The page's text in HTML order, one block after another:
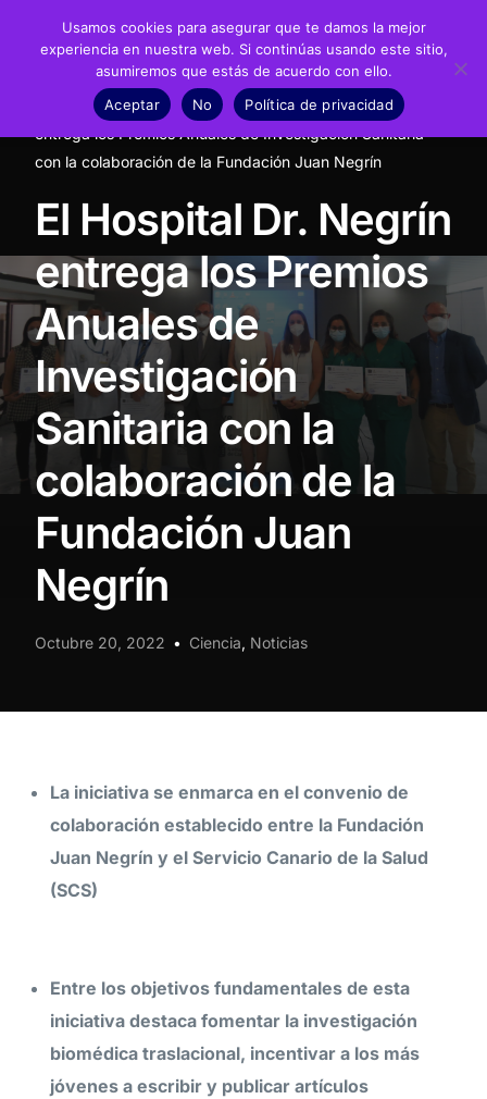
Noticias Ciencia
El Hospital Dr. Negrín
entrega los Premios Anuales de Investigación Sanitaria
con la colaboración de la Fundación Juan Negrín
El Hospital Dr. Negrín
entrega los Premios
Anuales de
Investigación
Sanitaria con la
colaboración de la
Fundación Juan
Negrín
Octubre 20, 2022 Ciencia, Noticias
La iniciativa se enmarca en el convenio de
colaboración establecido entre la Fundación
Juan Negrín y el Servicio Canario de la Salud
(SCS)
Entre los objetivos fundamentales de esta
iniciativa destaca fomentar la investigación
biomédica traslacional, incentivar a los más
jóvenes a escribir y publicar artículos
Usamos cookies para asegurar que te damos la mejor
experiencia en nuestra web. Si continúas usando este sitio,
asumiremos que estás de acuerdo con ello.
Aceptar
No Política de privacidad
Fundación
Noticias
Material didáctico
Transparencia